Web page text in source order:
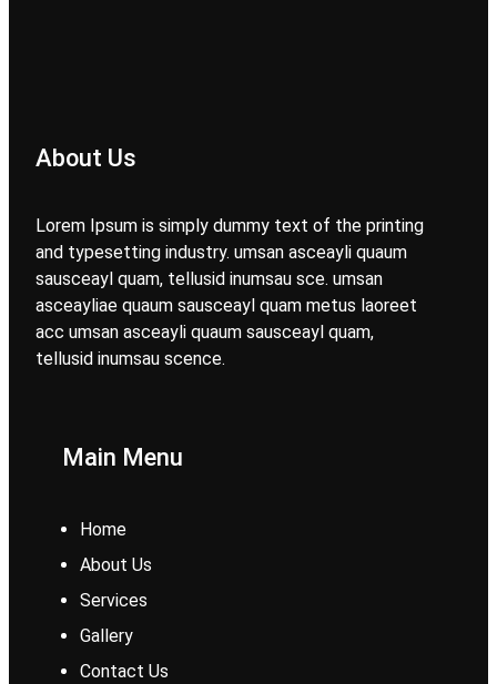
About Us
Lorem Ipsum is simply dummy text of the printing
and typesetting industry. umsan asceayli quaum
sausceayl quam, tellusid inumsau sce. umsan
asceayliae quaum sausceayl quam metus laoreet
acc umsan asceayli quaum sausceayl quam,
tellusid inumsau scence.
Main Menu
Home
About Us
Services
Gallery
Contact Us